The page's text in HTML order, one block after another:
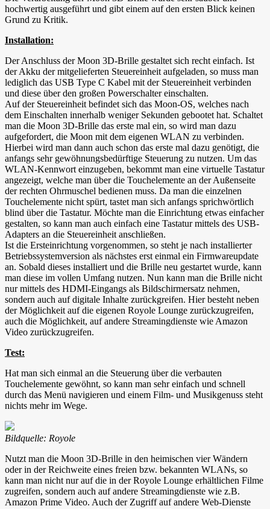
hochwertig ausgeführt und gibt einem auf den ersten Blick keinen
Grund zu Kritik.
Installation:
Der Anschluss der Moon 3D-Brille gestaltet sich recht einfach. Ist
der Akku der mitgelieferten Steuereinheit aufgeladen, so muss man
lediglich das USB Type C Kabel mit der Steuereinheit verbinden
und diese über den großen Powerschalter einschalten.
Auf der Steuereinheit befindet sich das Moon-OS, welches nach
dem Einschalten innerhalb weniger Sekunden gebootet hat. Schaltet
man die Moon 3D-Brille das erste mal ein, so wird man dazu
aufgefordert, die Moon mit dem eigenen WLAN zu verbinden.
Hierbei wird man dann auch schon das erste mal dazu genötigt, die
anfangs sehr gewöhnungsbedürftige Steuerung zu nutzen. Um das
WLAN-Kennwort einzugeben, bekommt man eine virtuelle Tastatur
angezeigt, welche man über die Touchelemente an der Außenseite
der rechten Ohrmuschel bedienen muss. Da man die einzelnen
Touchelemente nicht spürt, tastet man sich anfangs sprichwörtlich
blind über die Tastatur. Möchte man die Einrichtung etwas einfacher
gestalten, so kann man auch einfach eine Tastatur mittels des USB-
Adapters an die Steuereinheit anschließen.
Ist die Ersteinrichtung vorgenommen, so steht je nach installierter
Betriebssystemversion als nächstes erst einmal ein Firmwareupdate
an. Sobald dieses installiert und die Brille neu gestartet wurde, kann
man diese im vollen Umfang nutzen. Nun kann man die Brille nicht
nur mittels des HDMI-Eingangs als Bildschirmersatz nehmen,
sondern auch auf digitale Inhalte zurückgreifen. Hier besteht neben
der Möglichkeit auf die eigenen Royole Lounge zurückzugreifen,
auch die Möglichkeit, auf andere Streamingdienste wie Amazon
Video zurückzugreifen.
Test:
Hat man sich einmal an die Steuerung über die verbauten
Touchelemente gewöhnt, so kann man sehr einfach und schnell
durch das Menü navigieren und einem Film- und Musikgenuss steht
nichts mehr im Wege.
Bildquelle: Royole
Nutzt man die Moon 3D-Brille in den heimischen vier Wändern
oder in der Reichweite eines freien bzw. bekannten WLANs, so
kann man nicht nur auf die in der Royole Lounge erhältlichen Filme
zugreifen, sondern auch auf andere Streamingdienste wie z.B.
Amazon Prime Video. Auch der Zugriff auf andere Web-Dienste